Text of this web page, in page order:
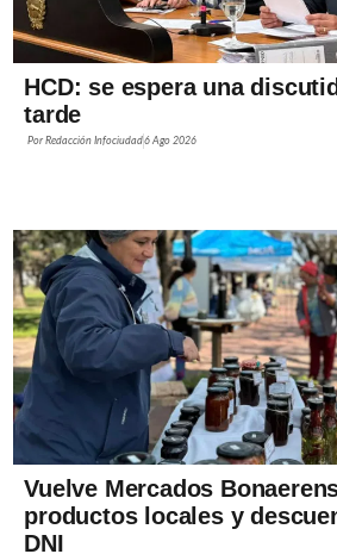
HCD: se espera una
tarde
PorRedacción Infociudad6 Ago 2026
Vuelve Mercados
productos locales y
DNI